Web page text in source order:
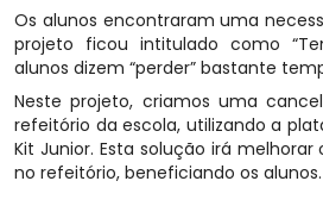
Os alunos encontraram uma
projeto ficou intitulado como
alunos dizem “perder” bastante
Neste projeto, criamos uma
refeitório da escola, utilizando a
Kit Junior. Esta solução irá
no refeitório, beneficiando os alunos.